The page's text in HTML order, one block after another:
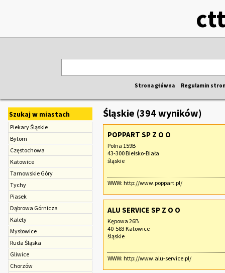
Strona główna Regulamin
Szukaj w miastach
Piekary Śląskie
Bytom
Częstochowa
Katowice
Tarnowskie Góry
Tychy
Piasek
Dąbrowa Górnicza
Kalety
Mysłowice
Ruda Śląska
Gliwice
Chorzów
Śląskie (394 wyników)
POPPART SP Z O O
Polna 159B
43-300 Bielsko-Biała
śląskie
WWW: http://www.poppart.pl/
ALU SERVICE SP Z O O
Kępowa 26B
40-583 Katowice
śląskie
WWW: http://www.alu-service.pl/